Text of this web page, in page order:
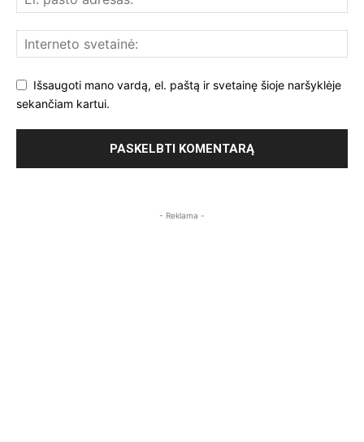
Išsaugoti mano vardą, el. paštą ir svetainę šioje naršyklėje
sekančiam kartui.
- Reklama -